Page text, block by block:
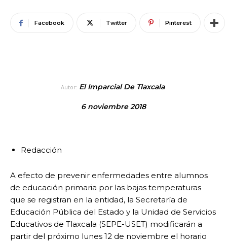
Facebook Twitter Pinterest
Autor: El Imparcial De Tlaxcala
6 noviembre 2018
Redacción
A efecto de prevenir enfermedades entre alumnos
de educación primaria por las bajas temperaturas
que se registran en la entidad, la Secretaría de
Educación Pública del Estado y la Unidad de Servicios
Educativos de Tlaxcala (SEPE-USET) modificarán a
partir del próximo lunes 12 de noviembre el horario